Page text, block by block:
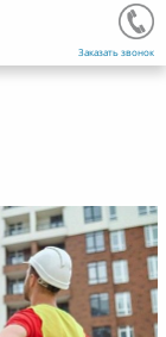
Заказать звонок